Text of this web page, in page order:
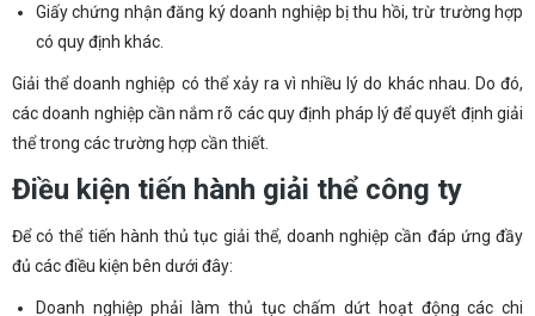
Giấy chứng nhận đăng ký doanh nghiệp bị thu hồi, trừ trường hợp
có quy định khác.
Giải thể doanh nghiệp có thể xảy ra vì nhiều lý do khác nhau. Do đó,
các doanh nghiệp cần nắm rõ các quy định pháp lý để quyết định giải
thể trong các trường hợp cần thiết.
Điều kiện tiến hành giải thể công ty
Để có thể tiến hành thủ tục giải thể, doanh nghiệp cần đáp ứng đầy
đủ các điều kiện bên dưới đây:
Doanh nghiệp phải làm thủ tục chấm dứt hoạt động các chi